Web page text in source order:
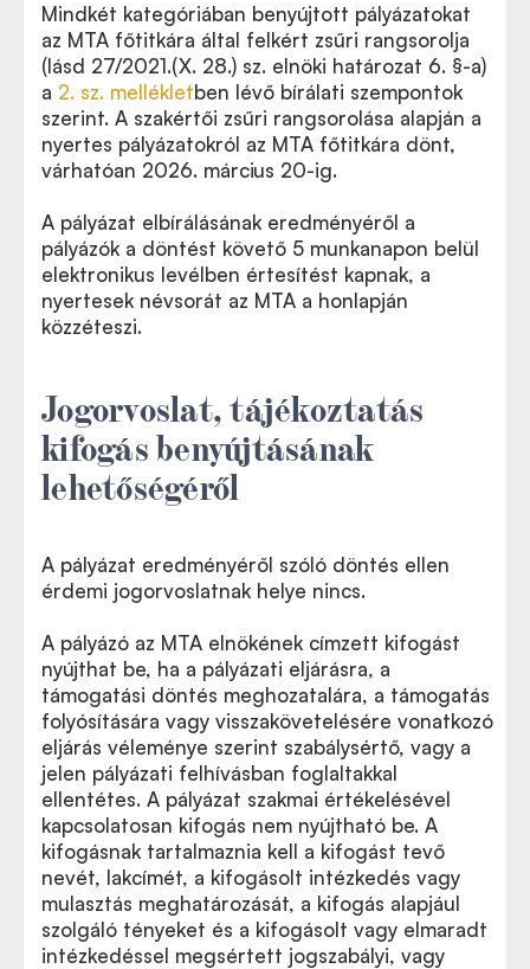
Mindkét kategóriában benyújtott pályázatokat
az MTA főtitkára által felkért zsűri rangsorolja
(lásd 27/2021.(X. 28.) sz. elnöki határozat 6. §-a)
a 2. sz. mellékletben lévő bírálati szempontok
szerint. A szakértői zsűri rangsorolása alapján a
nyertes pályázatokról az MTA főtitkára dönt,
várhatóan 2026. március 20-ig.
A pályázat elbírálásának eredményéről a
pályázók a döntést követő 5 munkanapon belül
elektronikus levélben értesítést kapnak, a
nyertesek névsorát az MTA a honlapján
közzéteszi.
Jogorvoslat, tájékoztatás
kifogás benyújtásának
lehetőségéről
A pályázat eredményéről szóló döntés ellen
érdemi jogorvoslatnak helye nincs.
A pályázó az MTA elnökének címzett kifogást
nyújthat be, ha a pályázati eljárásra, a
támogatási döntés meghozatalára, a támogatás
folyósítására vagy visszakövetelésére vonatkozó
eljárás véleménye szerint szabálysértő, vagy a
jelen pályázati felhívásban foglaltakkal
ellentétes. A pályázat szakmai értékelésével
kapcsolatosan kifogás nem nyújtható be. A
kifogásnak tartalmaznia kell a kifogást tevő
nevét, lakcímét, a kifogásolt intézkedés vagy
mulasztás meghatározását, a kifogás alapjául
szolgáló tényeket és a kifogásolt vagy elmaradt
intézkedéssel megsértett jogszabályi, vagy